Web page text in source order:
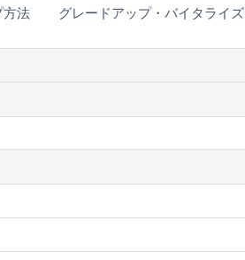
方法 グレードアップ・バイタライズ